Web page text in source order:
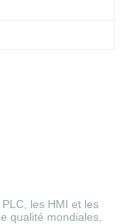
les HMI et les
qualité mondiales,